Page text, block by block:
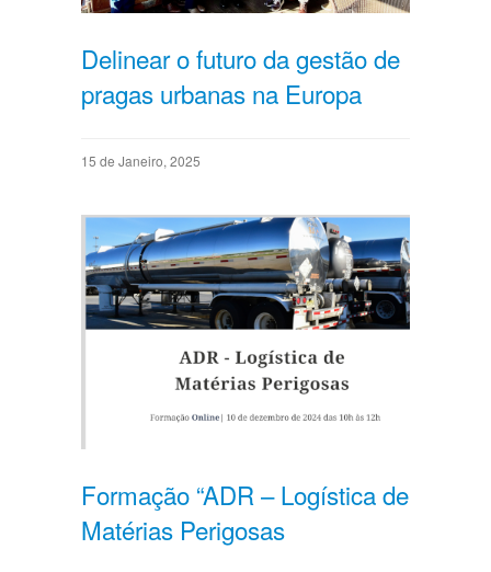
Delinear o futuro da gestão de
pragas urbanas na Europa
15 de Janeiro, 2025
Formação “ADR – Logística de
Matérias Perigosas